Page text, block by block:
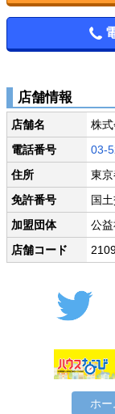
店舗情報
店舗名
株
電話番号
03-
住所
東
免許番号
国
加盟団体
公
店舗コード
ホー